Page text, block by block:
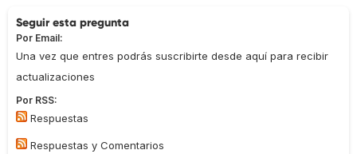
Seguir esta pregunta
Por Email:
Una vez que entres podrás suscribirte desde aquí para recibir
actualizaciones
Por RSS:
Respuestas
Respuestas y Comentarios